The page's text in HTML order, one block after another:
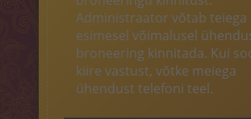
SPAa-programmid
Tai-programmid
Näohooldus
Administraator võtab teiega
esimesel võimalusel
broneering kinnitada. Kui
kiire vastust, võtke meiega
ühendust telefoni teel.